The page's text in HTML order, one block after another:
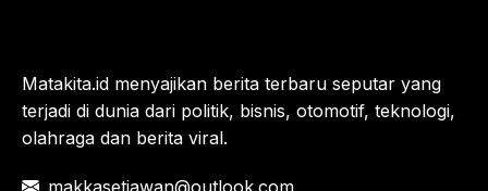
Matakita.id menyajikan berita terbaru seputar yang
terjadi di dunia dari politik, bisnis, otomotif, teknologi,
olahraga dan berita viral.
makkasetiawan@outlook.com